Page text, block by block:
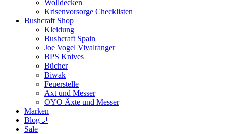
Wolldecken
Krisenvorsorge Checklisten
Bushcraft Shop
Kleidung
Bushcraft Spain
Joe Vogel Vivalranger
BPS Knives
Bücher
Biwak
Feuerstelle
Axt und Messer
OYO Äxte und Messer
Marken
Blog💬
Sale